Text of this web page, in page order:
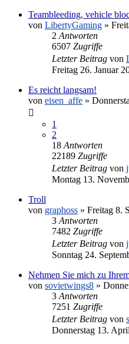
Teambleeding, vehicle
von LibertyGaming »
2 Antworten
6507 Zugriffe
Letzter Beitrag von
Freitag 26. Januar
Es reicht langsam!
von eisen_affe »
1
2
18 Antworten
22189 Zugriffe
Letzter Beitrag von
Montag 13.
Troll
von graphoss » Freitag 8.
3 Antworten
7482 Zugriffe
Letzter Beitrag von
Sonntag 24.
Nehmen Sie mich zu
von sovietwings8 »
3 Antworten
7251 Zugriffe
Letzter Beitrag von
Donnerstag 13.